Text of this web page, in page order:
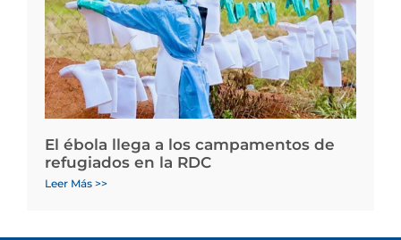
El ébola llega a los campamentos de
refugiados en la RDC
Leer Más >>